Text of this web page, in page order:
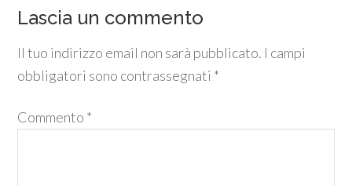
Lascia un commento
Il tuo indirizzo email non sarà pubblicato. I campi
obbligatori sono contrassegnati *
Commento *